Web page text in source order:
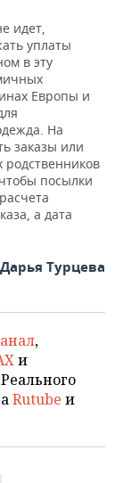
идет,
уплаты
в эту
Европы и
На
заказы или
посылки
а дата
Дарья Турцева
,
и
Rutube и